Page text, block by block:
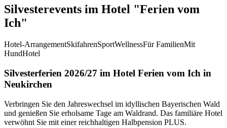
Silvesterevents im Hotel "Ferien vom
Ich"
Hotel-ArrangementSkifahrenSportWellnessFür FamilienMit
HundHotel
Silvesterferien 2026/27 im Hotel Ferien vom Ich in
Neukirchen
Verbringen Sie den Jahreswechsel im idyllischen Bayerischen Wald
und genießen Sie erholsame Tage am Waldrand. Das familiäre Hotel
verwöhnt Sie mit einer reichhaltigen Halbpension PLUS.